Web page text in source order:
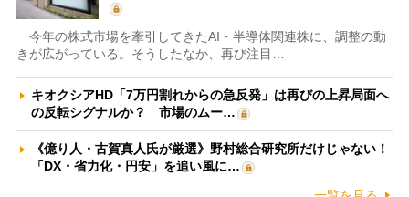
今年の株式市場を牽引してきたAI・半導体関連株に、調整の動
きが広がっている。そうしたなか、再び注目…
キオクシアHD「7万円割れからの急反発」は再びの上昇局面へ
の反転シグナルか？ 市場のムー…
《億り人・古賀真人氏が厳選》野村総合研究所だけじゃない！
「DX・省力化・円安」を追い風に…